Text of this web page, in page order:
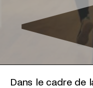
Dans le cadre de